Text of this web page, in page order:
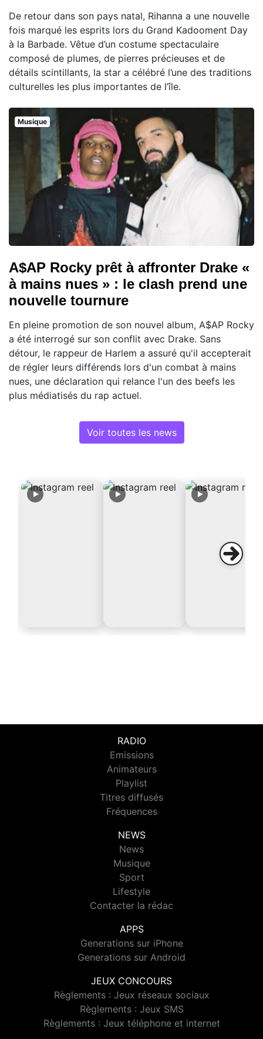
De retour dans son pays natal, Rihanna a une nouvelle
fois marqué les esprits lors du Grand Kadooment Day
à la Barbade. Vêtue d’un costume spectaculaire
composé de plumes, de pierres précieuses et de
détails scintillants, la star a célébré l’une des traditions
culturelles les plus importantes de l’île.
Musique
A$AP Rocky prêt à affronter Drake «
à mains nues » : le clash prend une
nouvelle tournure
En pleine promotion de son nouvel album, A$AP Rocky
a été interrogé sur son conflit avec Drake. Sans
détour, le rappeur de Harlem a assuré qu'il accepterait
de régler leurs différends lors d'un combat à mains
nues, une déclaration qui relance l'un des beefs les
plus médiatisés du rap actuel.
Voir toutes les news
RADIO
Emissions
Animateurs
Playlist
Titres diffusés
Fréquences
NEWS
News
Musique
Sport
Lifestyle
Contacter la rédac
APPS
Generations sur iPhone
Generations sur Android
JEUX CONCOURS
Règlements : Jeux réseaux sociaux
Règlements : Jeux SMS
Règlements : Jeux téléphone et internet